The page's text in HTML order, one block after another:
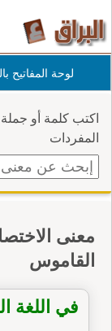
لوحة المفاتيح
اكتب كلمة أو
المفردات
معنى
القاموس
في اللغة